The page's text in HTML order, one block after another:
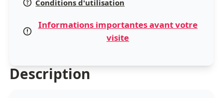
Conditions d'utilisation
Informations importantes avant votre
visite
Description